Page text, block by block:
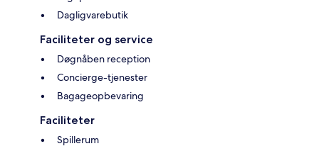
Dagligvarebutik
Faciliteter og service
Døgnåben reception
Concierge-tjenester
Bagageopbevaring
Faciliteter
Spillerum